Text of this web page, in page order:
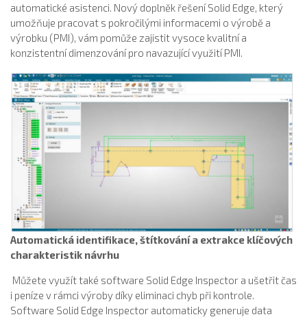
automatické asistenci. Nový doplněk řešení Solid Edge, který
umožňuje pracovat s pokročilými informacemi o výrobě a
výrobku (PMI), vám pomůže zajistit vysoce kvalitní a
konzistentní dimenzování pro navazující využití PMI.
Automatická identifikace, štítkování a extrakce klíčových
charakteristik návrhu
Můžete využít také software Solid Edge Inspector a ušetřit čas
i peníze v rámci výroby díky eliminaci chyb při kontrole.
Software Solid Edge Inspector automaticky generuje data